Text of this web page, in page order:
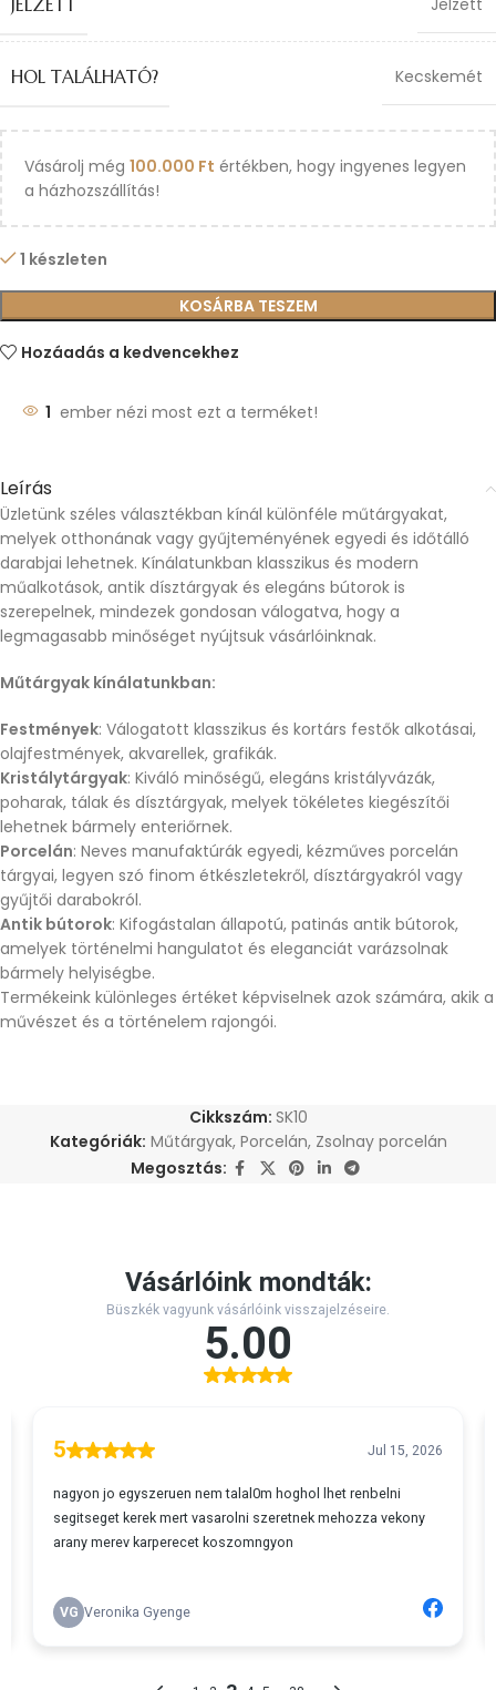
HOL TALÁLHATÓ? Kecskemét
Vásárolj még 100.000 Ft értékben, hogy ingyenes legyen
a házhozszállítás!
1 készleten
KOSÁRBA TESZEM
Hozáadás a kedvencekhez
1 ember nézi most ezt a terméket!
Leírás
Üzletünk széles választékban kínál különféle műtárgyakat,
melyek otthonának vagy gyűjteményének egyedi és időtálló
darabjai lehetnek. Kínálatunkban klasszikus és modern
műalkotások, antik dísztárgyak és elegáns bútorok is
szerepelnek, mindezek gondosan válogatva, hogy a
legmagasabb minőséget nyújtsuk vásárlóinknak.
Műtárgyak kínálatunkban:
Festmények: Válogatott klasszikus és kortárs festők alkotásai,
olajfestmények, akvarellek, grafikák.
Kristálytárgyak: Kiváló minőségű, elegáns kristályvázák,
poharak, tálak és dísztárgyak, melyek tökéletes kiegészítői
lehetnek bármely enteriőrnek.
Porcelán: Neves manufaktúrák egyedi, kézműves porcelán
tárgyai, legyen szó finom étkészletekről, dísztárgyakról vagy
gyűjtői darabokról.
Antik bútorok: Kifogástalan állapotú, patinás antik bútorok,
amelyek történelmi hangulatot és eleganciát varázsolnak
bármely helyiségbe.
Termékeink különleges értéket képviselnek azok számára, akik a
művészet és a történelem rajongói.
Cikkszám: SK10
Kategóriák: Műtárgyak, Porcelán, Zsolnay porcelán
Megosztás: